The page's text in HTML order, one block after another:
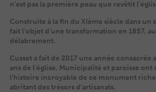
n’est pas la première peau que revêtit
Construite à la fin du XIème siècle dans un
fait l’objet d’une transformation en 1857,
délabrement.
Cusset a fait de 2017 une année consacrée
ans de l’église. Municipalité et paroisse ont
l’histoire incroyable de ce monument
abritant des trésors d’artisanats.